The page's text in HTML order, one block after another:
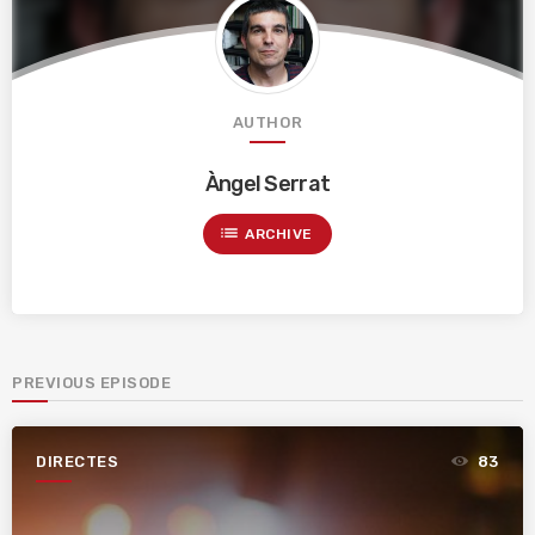
AUTHOR
Àngel Serrat
list ARCHIVE
PREVIOUS EPISODE
DIRECTES 83